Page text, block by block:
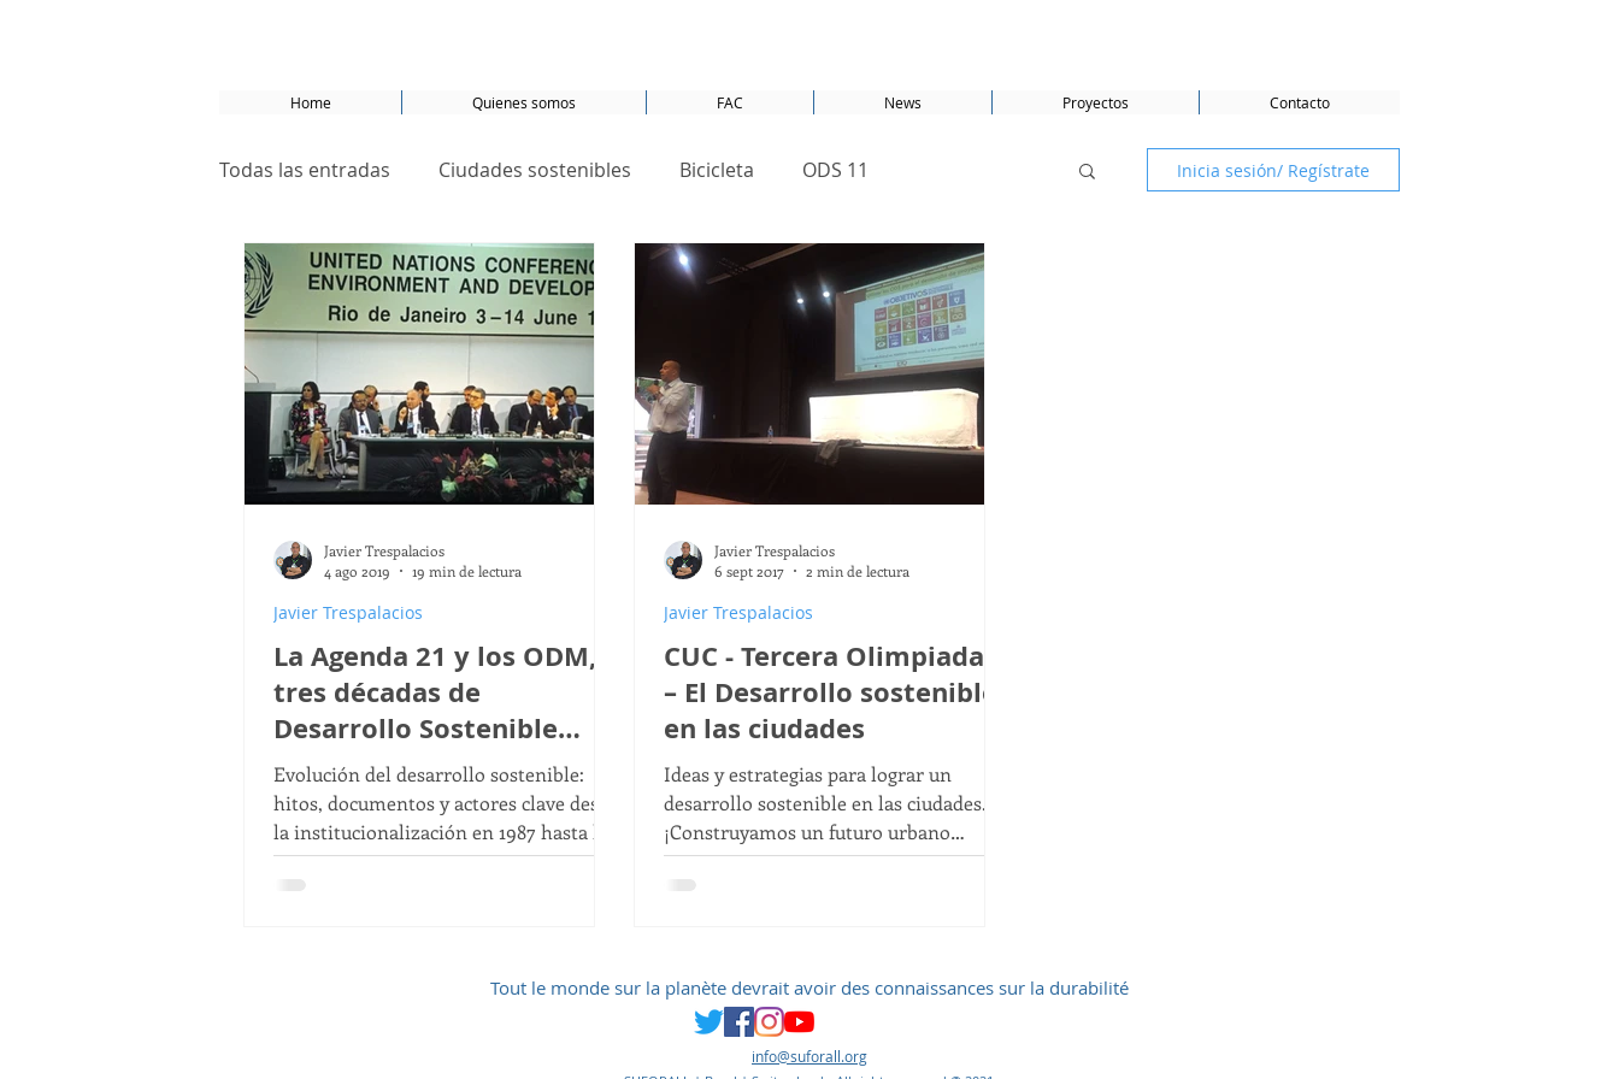
Home Quienes somos FAC News Proyectos Contacto
Todas las entradas Ciudades sostenibles Bicicleta ODS 11
La ciudad que no ama los autos Marketing Verde Cambio climático
Javier Trespalacios ODS 1
Basel Bâle suforall ecobarrios ODS 7 ODS 5
ODS ODS 6 ODS 4 Conferencia
ODS 15 Paulo Carrillo ODS 8 ODS 12
Inicia sesión/ Regístrate
La Agenda 21 y los ODM,
tres décadas de
Desarrollo Sostenible
1987-2015
Evolución del desarrollo sostenible:
hitos, documentos y actores clave desde
la institucionalización en 1987 hasta la
evaluación de los ODM en 2015.
Javier Trespalacios
Javier Trespalacios
4 ago 2019
19 min de lectura
CUC - Tercera Olimpiadas
– El Desarrollo sostenible
en las ciudades
Ideas y estrategias para lograr un
desarrollo sostenible en las ciudades.
¡Construyamos un futuro urbano
responsable!
Javier Trespalacios
Javier Trespalacios
6 sept 2017
2 min de lectura
Tout le monde sur la planète devrait avoir des connaissances sur la durabilité
info@suforall.org